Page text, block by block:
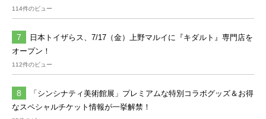
114件のビュー
日本トイザらス、7/17（金）上野マルイに『キダルト』専門店を
オープン！
112件のビュー
「シンシナティ美術館展」プレミアムな特別コラボグッズ＆お得
なスペシャルチケット情報が一挙解禁！